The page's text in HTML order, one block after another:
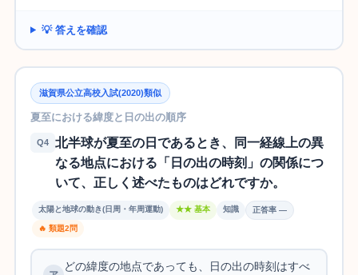
💡 答えを確認
滋賀県公立高校入試(2020)類似
夏至における緯度と日の出の順序
Q4
北半球が夏至の日であるとき、同一経線上の異
なる地点における「日の出の時刻」の関係につ
いて、正しく述べたものはどれですか。
太陽と地球の動き(日周・年周運動) ★★ 基本 知識 正答率 —
🔥 類題2問
どの緯度の地点であっても、日の出の時刻はすべ